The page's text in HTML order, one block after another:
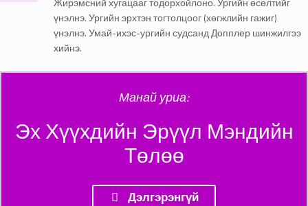
үнэлнэ. Ургийн эрхтэн тогтолцоог (хөгжлийн гажиг)
үнэлнэ. Умай-ихэс-ургийн судсанд Допплер шинжилгээ
хийнэ.
Манай уриа:
Эх Хүүхдийн Эрүүл Мэндийн
Төлөө
Дэлгэрэнгүй